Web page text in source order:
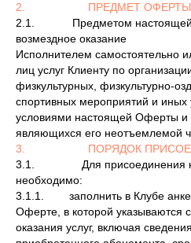
2. ПРЕДМЕТ ОФЕРТЫ
2.1. Предметом настоящей
возмездное оказание
Исполнителем самостоятельно
лиц услуг Клиенту по
физкультурных, физкультурно-
спортивных мероприятий и иных
условиями настоящей Оферты и
являющихся его неотъемлемой
3. ПОРЯДОК
3.1. Для присоединения к
необходимо:
3.1.1. заполнить в Клубе
Оферте, в которой указываются
оказания услуг, включая